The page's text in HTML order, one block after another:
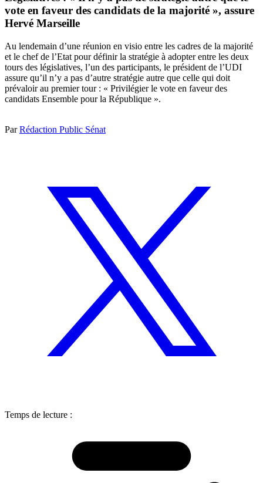
vote en faveur des candidats de la majorité », assure
Hervé Marseille
Au lendemain d’une réunion en visio entre les cadres de la majorité
et le chef de l’Etat pour définir la stratégie à adopter entre les deux
tours des législatives, l’un des participants, le président de l’UDI
assure qu’il n’y a pas d’autre stratégie autre que celle qui doit
prévaloir au premier tour : « Privilégier le vote en faveur des
candidats Ensemble pour la République ».
ParRédaction Public Sénat
Temps de lecture :